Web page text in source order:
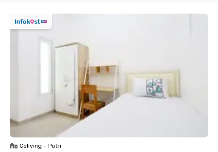
Coliving • Putri